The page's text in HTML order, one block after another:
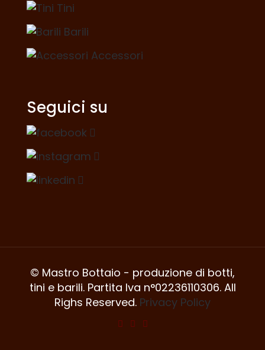
Tini
Barili
Accessori
Seguici su
© Mastro Bottaio - produzione di botti,
tini e barili. Partita Iva n°02236110306. All
Righs Reserved. Privacy Policy